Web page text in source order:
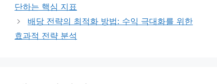
리
단하는 핵심 지표
배당 전략의 최적화 방법: 수익 극대화를 위한
효과적 전략 분석